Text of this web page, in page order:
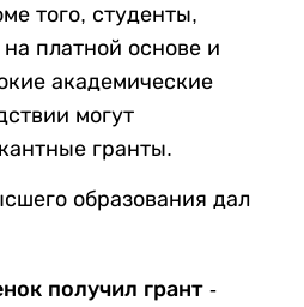
того, студенты,
платной основе и
академические
могут
гранты.
образования дал
получил грант -